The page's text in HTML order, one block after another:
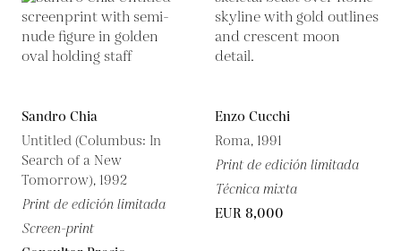
Sandro Chia
Untitled (Columbus: In
Search of a New
Tomorrow), 1992
Print de edición limitada
Screen-print
Enzo Cucchi
Roma, 1991
Print de edición limitada
Técnica mixta
EUR 8,000